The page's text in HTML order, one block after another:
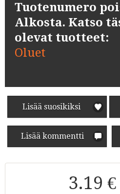
Tuotenumero
Alkosta. Katso
olevat tuotteet:
Oluet
Lisää suosikiksi
Lisää kommentti
3.19 €